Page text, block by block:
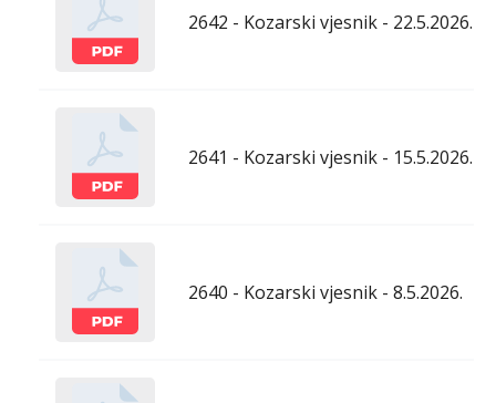
2642 - Kozarski vjesnik - 22.5.2026.
2641 - Kozarski vjesnik - 15.5.2026.
2640 - Kozarski vjesnik - 8.5.2026.